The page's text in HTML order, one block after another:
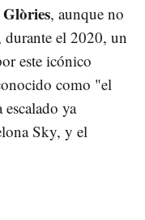
, aunque no
el 2020, un
este icónico
como "el
ya
Sky, y el